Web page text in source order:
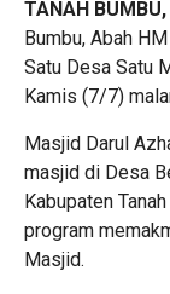
TANAH
Bumbu, Abah
Satu Desa Satu
Kamis (7/7)
Masjid Darul
masjid di Desa
Kabupaten
program
Masjid.